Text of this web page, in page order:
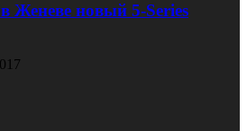
Женеве новый 5-Series